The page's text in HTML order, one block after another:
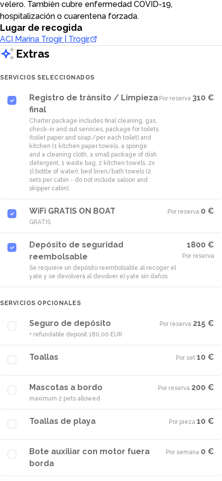
velero. También cubre enfermedad COVID-19,
hospitalización o cuarentena forzada.
Lugar de recogida
ACI Marina Trogir | Trogir
Extras
SERVICIOS SELECCIONADOS
Registro de tránsito / Limpieza
final
Charter package includes final cleaning, gas,
check-in and out services, package for toilets
(toilet paper and soap /per each toilet) and
kitchen (1 kitchen paper towels, a sponge
and a cleaning cloth, a small package of dish
detergent, 1 waste bag, 2 kitchen towels, 2x
1l bottle of water), bed linen/bath towels (2
sets per cabin - do not include saloon and
Por reserva·310 €
WiFi GRATIS ON BOAT
GRATIS
Por reserva·0 €
Depósito de seguridad
reembolsable
Se requiere un depósito reembolsable al recoger el
yate y se devolverá al devolver el yate sin daños.
1800 €
Por reserva
SERVICIOS OPCIONALES
Seguro de depósito
+ refundable deposit 180,00 EUR
Por reserva·215 €
Toallas Por set·10 €
Mascotas a bordo
maximum 2 pets allowed
Por reserva·200 €
Toallas de playa Por pieza·10 €
Bote auxiliar con motor fuera
borda
Por semana·0 €